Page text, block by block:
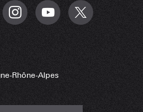
Rhône-Alpes